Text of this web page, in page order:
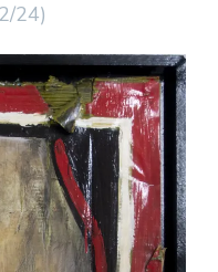
24)